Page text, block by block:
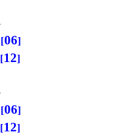
06
12
06
12